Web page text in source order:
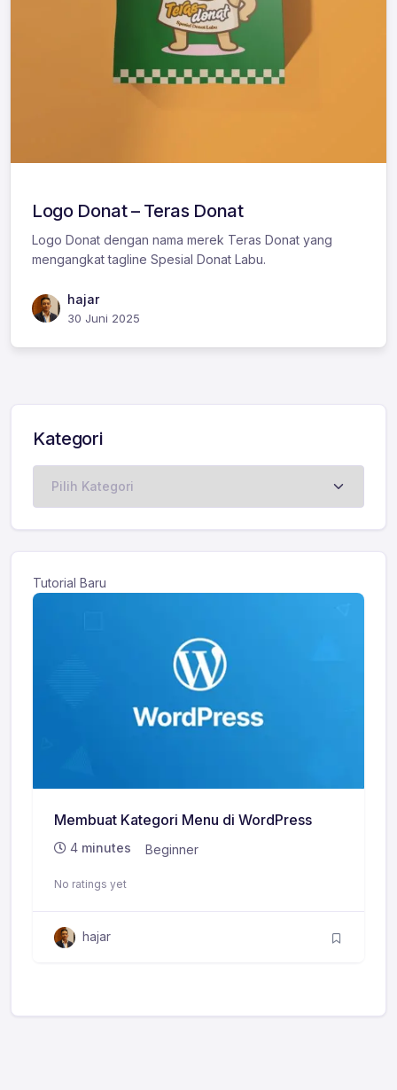
Logo Donat – Teras Donat
Logo Donat dengan nama merek Teras Donat yang
mengangkat tagline Spesial Donat Labu.
hajar
30 Juni 2025
Kategori
Tutorial Baru
Membuat Kategori Menu di WordPress
4 minutes Beginner
No ratings yet
hajar